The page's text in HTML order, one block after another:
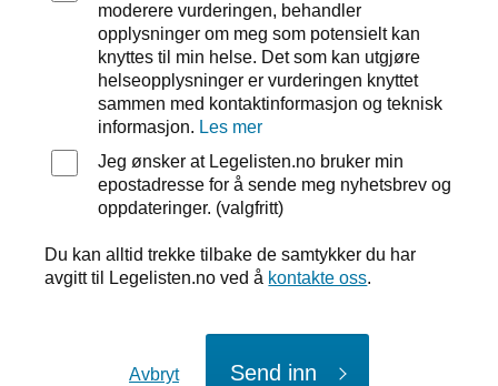
moderere vurderingen, behandler
opplysninger om meg som potensielt kan
knyttes til min helse. Det som kan utgjøre
helseopplysninger er vurderingen knyttet
sammen med kontaktinformasjon og teknisk
informasjon. Les mer
Jeg ønsker at Legelisten.no bruker min
epostadresse for å sende meg nyhetsbrev og
oppdateringer. (valgfritt)
Du kan alltid trekke tilbake de samtykker du har
avgitt til Legelisten.no ved å kontakte oss.
Avbryt Send inn